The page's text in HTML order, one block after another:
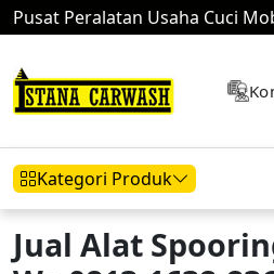
Pusat Peralatan Usaha Cuci
Kategori Produk
Jual Alat